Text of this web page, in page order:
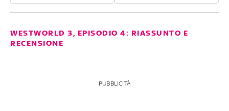
WESTWORLD 3, EPISODIO 4: RIASSUNTO E
RECENSIONE
PUBBLICITÀ